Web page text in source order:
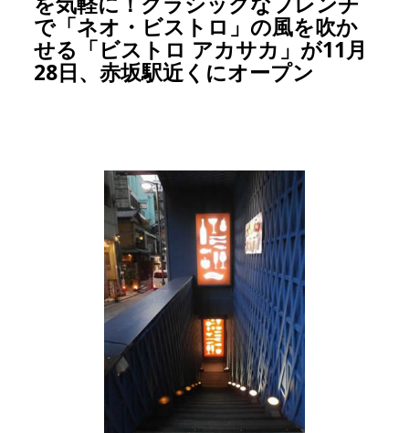
で「ネオ・ビストロ」の風を吹か
せる「ビストロ アカサカ」が11月
28日、赤坂駅近くにオープン